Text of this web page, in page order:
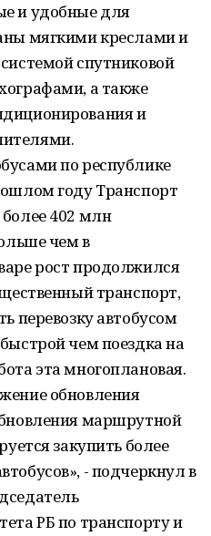
и удобные для
мягкими креслами и
спутниковой
а также
и
по республике
году Транспорт
402 млн
чем в
рост продолжился
транспорт,
перевозку автобусом
чем поездка на
эта многоплановая.
обновления
маршрутной
закупить более
- подчеркнул в
РБ по транспорту и